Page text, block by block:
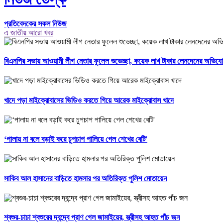
প্রতিবেদকের সকল নিউজ
এ জাতীয় আরো খবর
বিএনপির সভায় আওয়ামী লীগ নেতার ফুলেল শুভেচ্ছা, কয়েক লাখ টাকার লেনদেনের
খাদে পড়া মাইক্রোবাসের ভিডিও করতে গিয়ে আরেক মাইক্রোবাস খাদে
‘পালায় না বলে বড়াই করে চুপচাপ পালিয়ে গেল শেখের বেটি'
সাকিব আল হাসানের বাড়িতে হামলার পর অতিরিক্ত পুলিশ মোতায়েন
শ্বশুর-চাচা শ্বশুরের দ্বন্দ্বে প্রাণ গেল জামাইয়ের, স্ত্রীসহ আহত পাঁচ জন